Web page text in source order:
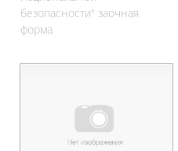
безопасности" заочная
форма